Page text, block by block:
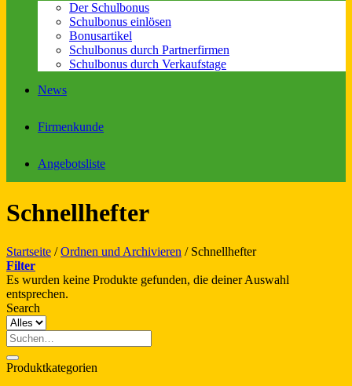
Der Schulbonus
Schulbonus einlösen
Bonusartikel
Schulbonus durch Partnerfirmen
Schulbonus durch Verkaufstage
News
Firmenkunde
Angebotsliste
Schnellhefter
Startseite / Ordnen und Archivieren /Schnellhefter
Filter
Es wurden keine Produkte gefunden, die deiner Auswahl
entsprechen.
Search
Suche
nach:
Produktkategorien